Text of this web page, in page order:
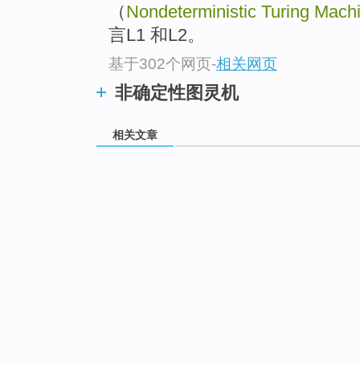
（Nondeterministic Turing
言L1 和L2。
基于302个网页-相关网页
非确定性图灵机
相关文章